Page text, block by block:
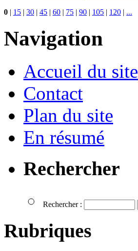
0 | 15 | 30 | 45 | 60 | 75 | 90 | 105 | 120 | ...
Navigation
Accueil du site
Contact
Plan du site
En résumé
Rechercher
Rechercher :
Rubriques